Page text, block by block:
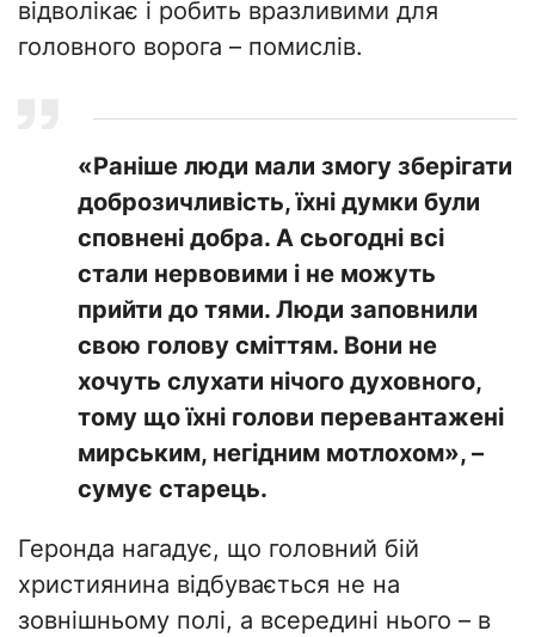
відволікає і робить вразливими для
головного ворога – помислів.
«Раніше люди мали змогу зберігати
доброзичливість, їхні думки були
сповнені добра. А сьогодні всі
стали нервовими і не можуть
прийти до тями. Люди заповнили
свою голову сміттям. Вони не
хочуть слухати нічого духовного,
тому що їхні голови перевантажені
мирським, негідним мотлохом», –
сумує старець.
Геронда нагадує, що головний бій
християнина відбувається не на
зовнішньому полі, а всередині нього – в